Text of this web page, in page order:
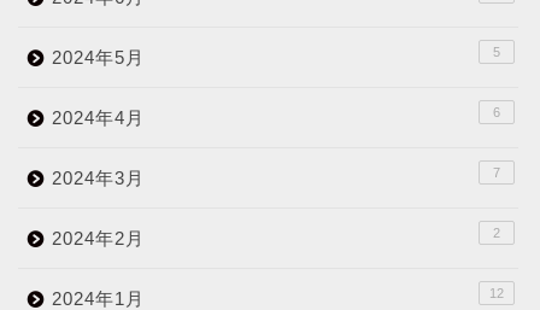
2024年5月 5
2024年4月 6
2024年3月 7
2024年2月 2
2024年1月 12